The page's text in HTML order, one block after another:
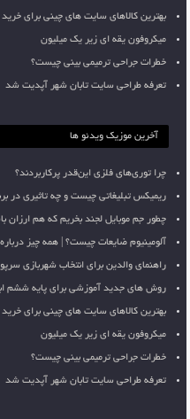
بهترین کالاهای سایت های چینی برای
میکروفون یقه ای زیر یک میلیون
خطرات جراحی ترمیمی بینی چیست؟
تعرفه طراحی سایت تابان شهر آپدیت شد
آخرین موزیک ویدئو ها
چرا توری‌های فلزی این‌قدر پرکاربردند؟
ریمیکس تبلیغاتی چیست و چه تاثیری در
چطور جم موبایل لجند بخریم که هم ارزان
آلومینیوم ضایعات چیست؟ | همه چیز
راهنمای والدین برای انتخاب شهربازی
روش های جدید آموزشی برای پایه ششم
بهترین کالاهای سایت های چینی برای
میکروفون یقه ای زیر یک میلیون
خطرات جراحی ترمیمی بینی چیست؟
تعرفه طراحی سایت تابان شهر آپدیت شد